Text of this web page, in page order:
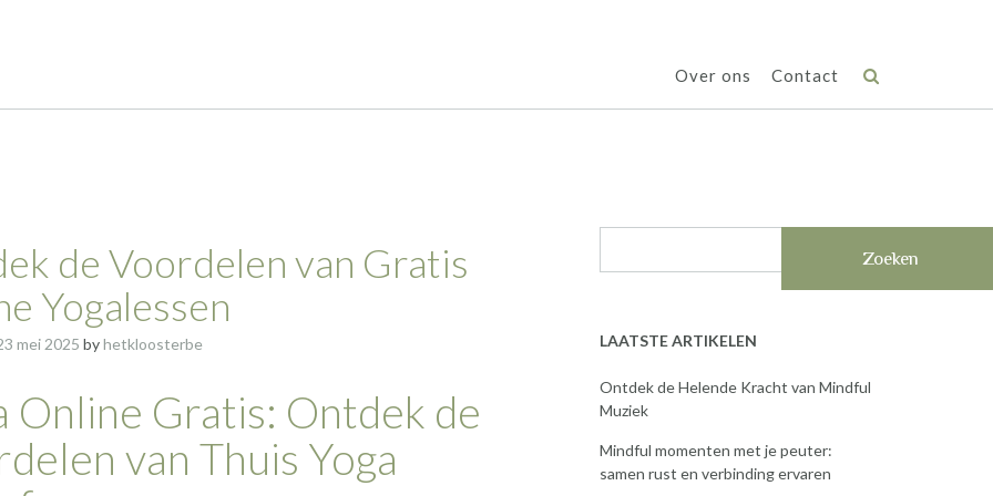
Over ons Contact
de Voordelen van Gratis
Yogalessen
mei 2025 byhetkloosterbe
Online Gratis: Ontdek de
van Thuis Yoga
Zoeken
LAATSTE ARTIKELEN
Ontdek de Helende Kracht van Mindful
Muziek
Mindful momenten met je peuter:
samen rust en verbinding ervaren